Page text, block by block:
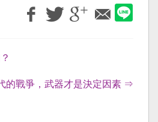
的戰爭，武器才是決定因素 ⇒